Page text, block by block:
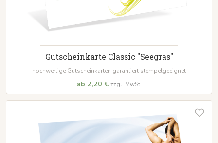
Gutscheinkarte Classic "Seegras"
hochwertige Gutscheinkarten garantiert stempelgeeignet
ab 2,20 € zzgl. MwSt.